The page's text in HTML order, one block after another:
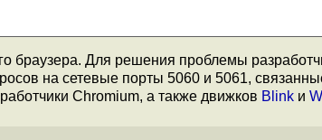
браузера. Для решения проблемы
на сетевые порты 5060 и 5061,
Chromium, а также движков Blink и